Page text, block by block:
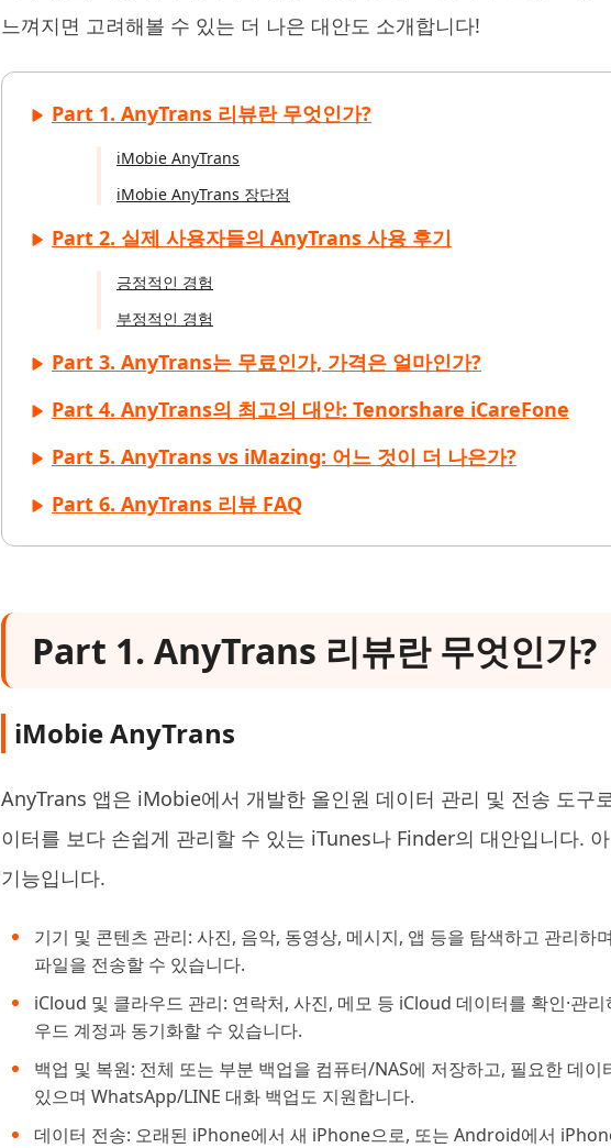
느껴지면 고려해볼 수 있는 더 나은 대안도 소개합니다!
Part 1. AnyTrans 리뷰란 무엇인가?
iMobie AnyTrans
iMobie AnyTrans 장단점
Part 2. 실제 사용자들의 AnyTrans 사용 후기
긍정적인 경험
부정적인 경험
Part 3. AnyTrans는 무료인가, 가격은 얼마인가?
Part 4. AnyTrans의 최고의 대안: Tenorshare iCareFone
Part 5. AnyTrans vs iMazing: 어느 것이 더 나은가?
Part 6. AnyTrans 리뷰 FAQ
Part 1. AnyTrans 리뷰란 무엇인가?
iMobie AnyTrans
AnyTrans 앱은 iMobie에서 개발한 올인원 데이터 관리 및 전송 도구
이터를 보다 손쉽게 관리할 수 있는 iTunes나 Finder의 대안입니다.
기능입니다.
기기 및 콘텐츠 관리: 사진, 음악, 동영상, 메시지, 앱 등을 탐색하고 관리하
파일을 전송할 수 있습니다.
iCloud 및 클라우드 관리: 연락처, 사진, 메모 등 iCloud 데이터를 확인·관
우드 계정과 동기화할 수 있습니다.
백업 및 복원: 전체 또는 부분 백업을 컴퓨터/NAS에 저장하고, 필요한 데
있으며 WhatsApp/LINE 대화 백업도 지원합니다.
데이터 전송: 오래된 iPhone에서 새 iPhone으로, 또는 Android에서